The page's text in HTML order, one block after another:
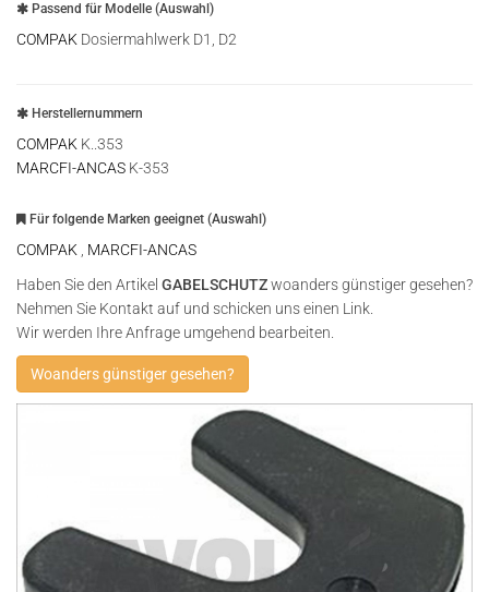
Passend für Modelle (Auswahl)
COMPAK Dosiermahlwerk D1, D2
Herstellernummern
COMPAK K..353
MARCFI-ANCAS K-353
Für folgende Marken geeignet (Auswahl)
COMPAK
MARCFI-ANCAS
Haben Sie den Artikel GABELSCHUTZwoanders günstiger gesehen?
Nehmen Sie Kontakt auf und schicken uns einen Link.
Wir werden Ihre Anfrage umgehend bearbeiten.
Woanders günstiger gesehen?